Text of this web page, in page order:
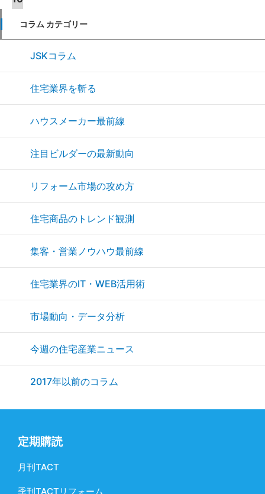
コラム カテゴリー
JSKコラム
住宅業界を斬る
ハウスメーカー最前線
注目ビルダーの最新動向
リフォーム市場の攻め方
住宅商品のトレンド観測
集客・営業ノウハウ最前線
住宅業界のIT・WEB活用術
市場動向・データ分析
今週の住宅産業ニュース
2017年以前のコラム
定期購読
月刊TACT
季刊TACTリフォーム